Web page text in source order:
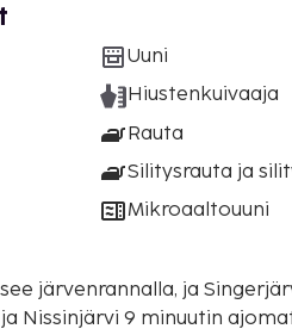
Uuni
Hiustenkuivaaja
Rauta
Silitysrauta ja
Mikroaaltouuni
järvenrannalla, ja
Nissinjärvi 9 minuutin